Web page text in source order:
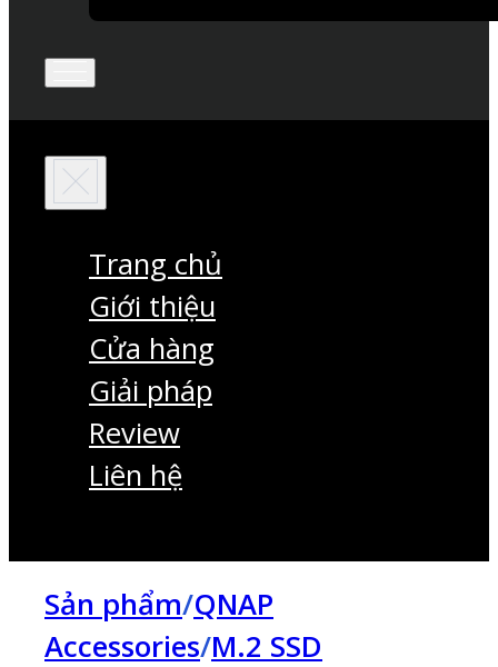
Trang chủ
Giới thiệu
Cửa hàng
Giải pháp
Review
Liên hệ
Sản phẩm/QNAP
Accessories/M.2 SSD